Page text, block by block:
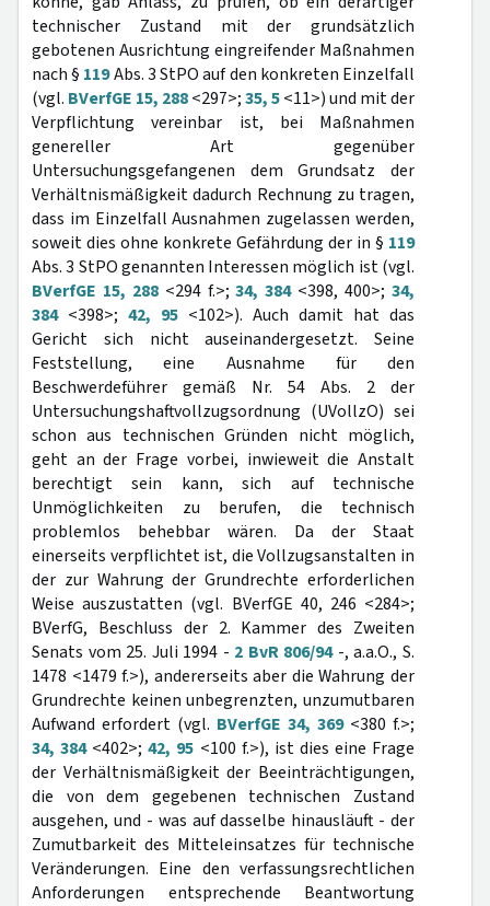
technischer Zustand mit der grundsätzlich
gebotenen Ausrichtung eingreifender Maßnahmen
nach § 119Abs. 3 StPO auf den konkreten Einzelfall
(vgl. BVerfGE 15, 288<297>;35, 5<11>) und mit der
Verpflichtung vereinbar ist, bei Maßnahmen
genereller Art gegenüber
Untersuchungsgefangenen dem Grundsatz der
Verhältnismäßigkeit dadurch Rechnung zu tragen,
dass im Einzelfall Ausnahmen zugelassen werden,
soweit dies ohne konkrete Gefährdung der in § 119
Abs. 3 StPO genannten Interessen möglich ist (vgl.
BVerfGE 15, 288<294 f.>;34, 384<398, 400>;34,
384<398>; 42, 95 <102>). Auch damit hat das
Gericht sich nicht auseinandergesetzt. Seine
Feststellung, eine Ausnahme für den
Beschwerdeführer gemäß Nr. 54 Abs. 2 der
Untersuchungshaftvollzugsordnung (UVollzO) sei
schon aus technischen Gründen nicht möglich,
geht an der Frage vorbei, inwieweit die Anstalt
berechtigt sein kann, sich auf technische
Unmöglichkeiten zu berufen, die technisch
problemlos behebbar wären. Da der Staat
einerseits verpflichtet ist, die Vollzugsanstalten in
der zur Wahrung der Grundrechte erforderlichen
Weise auszustatten (vgl. BVerfGE 40, 246 <284>;
BVerfG, Beschluss der 2. Kammer des Zweiten
Senats vom 25. Juli 1994 - 2 BvR 806/94-, a.a.O., S.
1478 <1479 f.>), andererseits aber die Wahrung der
Grundrechte keinen unbegrenzten, unzumutbaren
Aufwand erfordert (vgl. BVerfGE 34, 369<380 f.>;
34, 384<402>;42, 95 <100 f.>), ist dies eine Frage
der Verhältnismäßigkeit der Beeinträchtigungen,
die von dem gegebenen technischen Zustand
ausgehen, und - was auf dasselbe hinausläuft - der
Zumutbarkeit des Mitteleinsatzes für technische
Veränderungen. Eine den verfassungsrechtlichen
Anforderungen entsprechende Beantwortung